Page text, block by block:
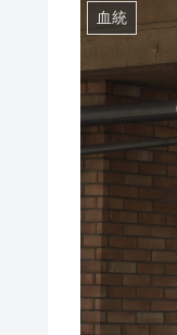
血統